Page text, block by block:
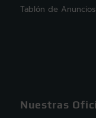
Tablón de Anuncios
Nuestras